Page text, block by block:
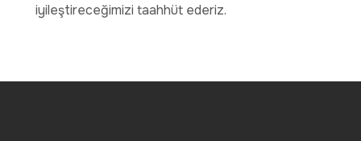
iyileştireceğimizi taahhüt ederiz.